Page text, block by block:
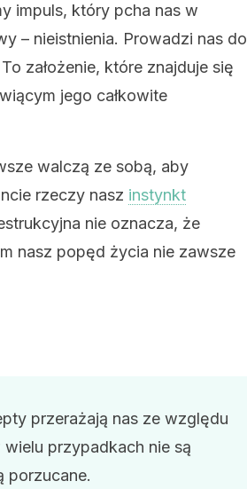
impuls, który pcha nas w
– nieistnienia. Prowadzi nas do
założenie, które znajduje się
jego całkowite
walczą ze sobą, aby
rzeczy nasz instynkt
nie oznacza, że
nasz popęd życia nie zawsze
przerażają nas ze względu
wielu przypadkach nie są
porzucane.